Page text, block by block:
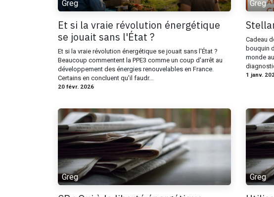
Greg
Et si la vraie révolution énergétique
se jouait sans l'État ?
Et si la vraie révolution énergétique se jouait sans l'État ?
Beaucoup commentent la PPE3 comme un coup d'arrêt au
développement des énergies renouvelables en France.
Certains en concluent qu'il faudr...
20 févr. 2026
Greg
Cadeau
bouquin
monde
1 janv.
Greg Greg